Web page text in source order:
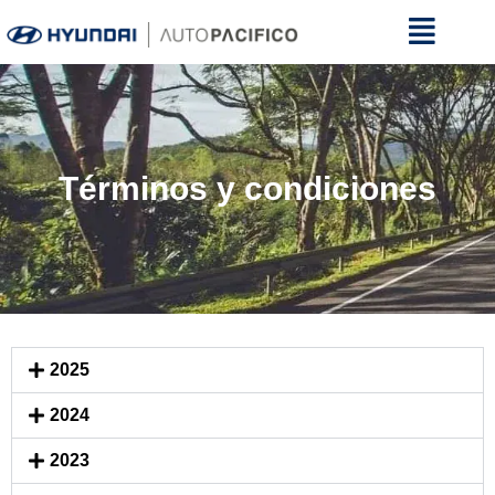
Términos y condiciones
2025
2024
2023